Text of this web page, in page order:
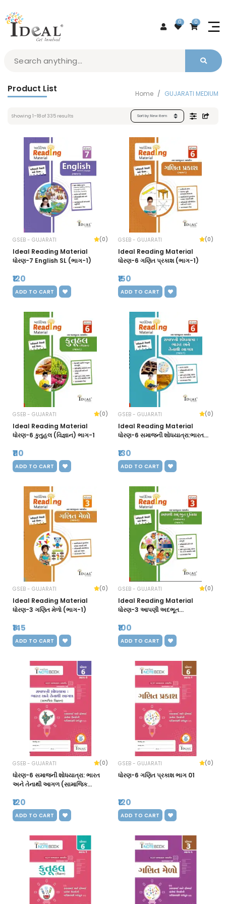
0 0
Product List Home GUJARATI MEDIUM
Showing 1–18of335 results
GSEB - GUJARATI (0)
Ideal Reading Material
ધોરણ-7 English SL (ભાગ-1)
₹120
ADD TO CART
GSEB - GUJARATI (0)
Ideal Reading Material
ધોરણ-6 ગણિત પ્રકાશ (ભાગ-1)
₹150
ADD TO CART
GSEB - GUJARATI (0)
Ideal Reading Material
ધોરણ-6 કુતુહલ (વિજ્ઞાન) ભાગ-1
₹110
ADD TO CART
GSEB - GUJARATI (0)
Ideal Reading Material
ધોરણ-6 સમાજની શોધયાત્રા:ભારત
₹130
ADD TO CART
GSEB - GUJARATI (0)
Ideal Reading Material
ધોરણ-3 ગણિત મેળો (ભાગ-1)
₹145
ADD TO CART
GSEB - GUJARATI (0)
Ideal Reading Material
ધોરણ-3 આપણી અદભૂત
₹100
ADD TO CART
GSEB - GUJARATI (0)
ધોરણ-6 સમાજની શોધયાત્રા: ભારત
અને તેનાથી આગળ (સામાજિક
₹120
ADD TO CART
GSEB - GUJARATI (0)
ધોરણ-6 ગણિત પ્રકાશ ભાગ 01
₹120
ADD TO CART